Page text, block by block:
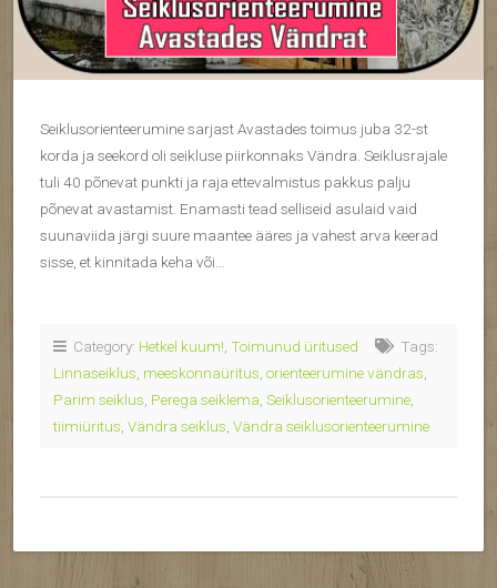
Seiklusorienteerumine sarjast Avastades toimus juba 32-st
korda ja seekord oli seikluse piirkonnaks Vändra. Seiklusrajale
tuli 40 põnevat punkti ja raja ettevalmistus pakkus palju
põnevat avastamist. Enamasti tead selliseid asulaid vaid
suunaviida järgi suure maantee ääres ja vahest arva keerad
sisse, et kinnitada keha või…
Category: Hetkel kuum! Toimunud üritused
Tags:
Linnaseiklus meeskonnaüritus orienteerumine vändras
Parim seiklus Perega seiklema Seiklusorienteerumine
tiimiüritus Vändra seiklus Vändra seiklusorienteerumine